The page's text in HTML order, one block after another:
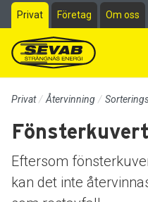
Till sidans huvudinnehåll
Privat Företag Om oss
Privat Återvinning
Fönsterkuvert
Eftersom
kan det inte